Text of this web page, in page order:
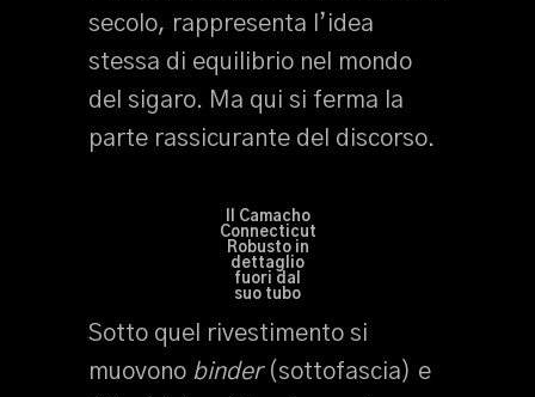
secolo, rappresenta l’idea
stessa di equilibrio nel mondo
del sigaro. Ma qui si ferma la
parte rassicurante del discorso.
Il Camacho
Connecticut
Robusto in
dettaglio
fuori dal
suo tubo
Sotto quel rivestimento si
muovono binder(sottofascia) e